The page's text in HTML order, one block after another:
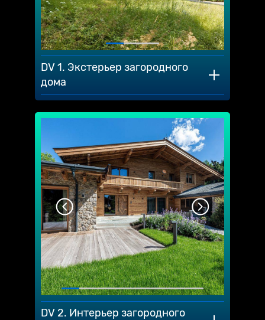
DV 1. Экстерьер загородного
дома
DV 2. Интерьер загородного